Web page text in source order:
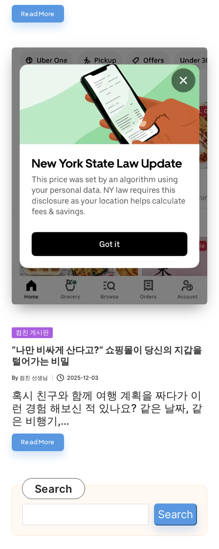
Read More
Posted
in
컴친 게시판
“나만 비싸게 산다고?” 쇼핑몰이 당신의 지갑을
털어가는 비밀
Posted
by
By 컴친 선생님 2025-12-03
혹시 친구와 함께 여행 계획을 짜다가 이
런 경험 해보신 적 있나요? 같은 날짜, 같
은 비행기,…
Read More
Search
Search